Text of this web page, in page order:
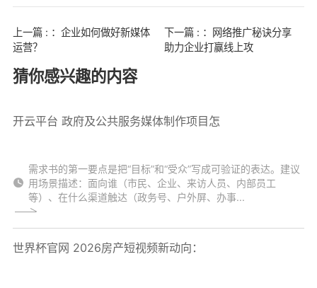
上一篇 : ：企业如何做好新媒体
运营？
下一篇 : ：网络推广秘诀分享
助力企业打赢线上攻
猜你感兴趣的内容
开云平台 政府及公共服务媒体制作项目怎
需求书的第一要点是把“目标”和“受众”写成可验证的表达。建议
用场景描述：面向谁（市民、企业、来访人员、内部员工
等）、在什么渠道触达（政务号、户外屏、办事...
世界杯官网 2026房产短视频新动向：